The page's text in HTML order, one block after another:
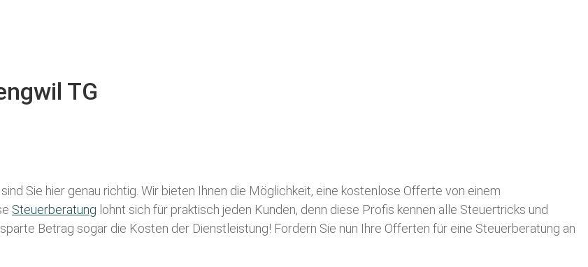
TG
Sie hier genau richtig. Wir bieten Ihnen die Möglichkeit, eine kostenlose Offerte von einem
Steuerberatung lohnt sich für praktisch jeden Kunden, denn diese Profis kennen alle Steuertricks und
Betrag sogar die Kosten der Dienstleistung! Fordern Sie nun Ihre Offerten für eine Steuerberatung an